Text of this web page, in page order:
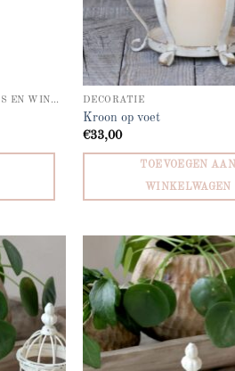
KAARSEN, KAARSENHOUDERS EN WINDLICHTEN DECORATIE
Kroon op voet
€33,00
TOEVOEGEN AAN
WINKELWAGEN
Add to
wishlist